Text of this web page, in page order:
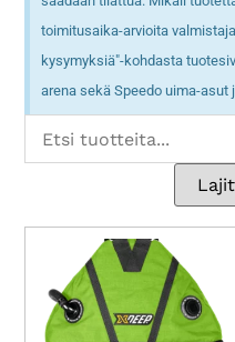
toimitusaika-arvioita
kysymyksiä"-kohdasta
arena sekä Speedo uima-asut